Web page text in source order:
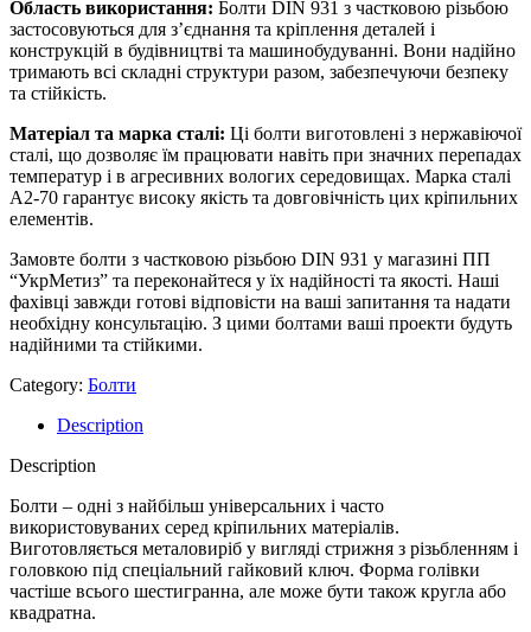
Область використання: Болти DIN 931 з частковою різьбою
застосовуються для з’єднання та кріплення деталей і
конструкцій в будівництві та машинобудуванні. Вони надійно
тримають всі складні структури разом, забезпечуючи безпеку
та стійкість.
Матеріал та марка сталі: Ці болти виготовлені з нержавіючої
сталі, що дозволяє їм працювати навіть при значних перепадах
температур і в агресивних вологих середовищах. Марка сталі
А2-70 гарантує високу якість та довговічність цих кріпильних
елементів.
Замовте болти з частковою різьбою DIN 931 у магазині ПП
“УкрМетиз” та переконайтеся у їх надійності та якості. Наші
фахівці завжди готові відповісти на ваші запитання та надати
необхідну консультацію. З цими болтами ваші проекти будуть
надійними та стійкими.
Category: Болти
Description
Description
Болти – одні з найбільш універсальних і часто
використовуваних серед кріпильних матеріалів.
Виготовляється металовиріб у вигляді стрижня з різьбленням і
головкою під спеціальний гайковий ключ. Форма голівки
частіше всього шестигранна, але може бути також кругла або
квадратна.